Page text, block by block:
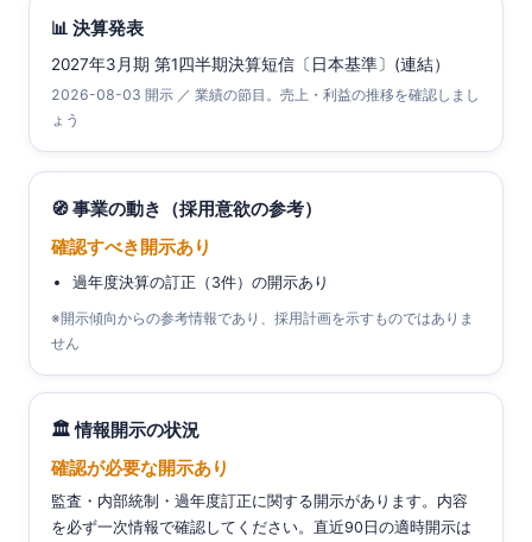
📊 決算発表
2027年3月期 第1四半期決算短信〔日本基準〕(連結）
2026-08-03 開示 ／ 業績の節目。売上・利益の推移を確認しまし
ょう
🧭 事業の動き（採用意欲の参考）
確認すべき開示あり
過年度決算の訂正（3件）の開示あり
※開示傾向からの参考情報であり、採用計画を示すものではありま
せん
🏛 情報開示の状況
確認が必要な開示あり
監査・内部統制・過年度訂正に関する開示があります。内容
を必ず一次情報で確認してください。直近90日の適時開示は